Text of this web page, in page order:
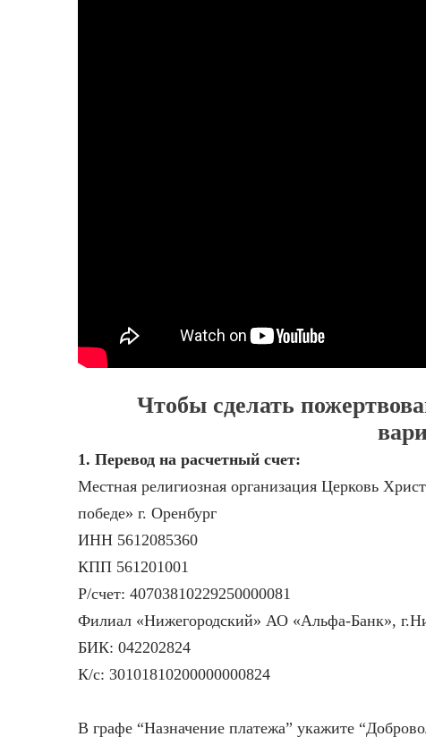
Чтобы сделать
1. Перевод на расчетный счет:
Местная религиозная организация Церковь
победе» г. Оренбург
ИНН 5612085360
КПП 561201001
Р/счет: 40703810229250000081
Филиал «Нижегородский» АО «Альфа-Банк»,
БИК: 042202824
К/с: 30101810200000000824
В графе “Назначение платежа” укажите